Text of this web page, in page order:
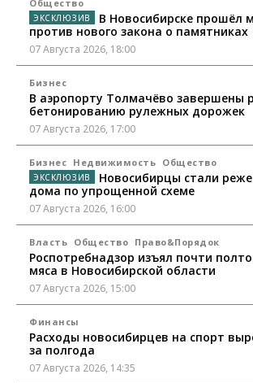
Общество
В Новосибирске прошёл
против нового закона о памятниках
07 Августа 2026, 18:00
Бизнес
В аэропорту Толмачёво завершены
бетонированию рулежных дорожек
07 Августа 2026, 17:00
Бизнес Недвижимость Общество
Новосибирцы стали
дома по упрощенной схеме
07 Августа 2026, 16:00
Власть Общество Право&Порядок
Роспотребнадзор изъял почти
мяса в Новосибирской области
07 Августа 2026, 15:00
Финансы
Расходы новосибирцев на спорт
за полгода
07 Августа 2026, 14:35